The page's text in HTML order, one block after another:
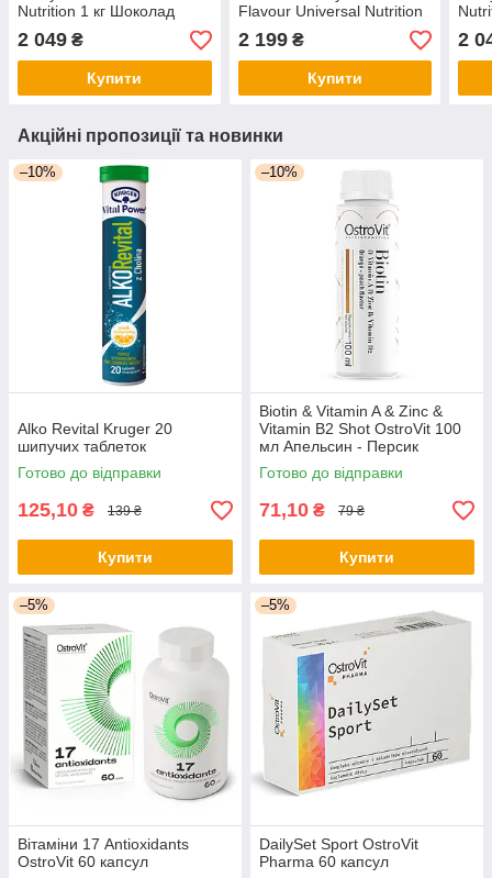
Nutrition 1 кг Шоколад
2 049 ₴
Купити
Flavour Universal Nutrition
312 г
2 199₴
Купити
2
Акційні пропозиції та новинки
–10%
Alko Revital Kruger 20
шипучих таблеток
Готово до відправки
125,10 ₴ 139 ₴
Купити
–10%
Biotin & Vitamin A & Zinc &
Vitamin B2 Shot OstroVit 100
мл Апельсин - Персик
Готово до відправки
71,10 ₴ 79 ₴
Купити
–5%
Вітаміни 17 Antioxidants
OstroVit 60 капсул
–5%
DailySet Sport OstroVit
Pharma 60 капсул